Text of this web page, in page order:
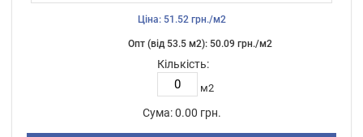
Ціна: 51.52 грн./м2
Опт (від 53.5 м2): 50.09 грн./м2
Кількість:
м2
Сума: 0.00 грн.